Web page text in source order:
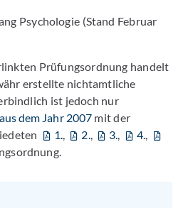
Psychologie (Stand Februar
Prüfungsordnung handelt
erstellte nichtamtliche
ist jedoch nur
dem Jahr 2007mit der
1., 2., 3., 4.,